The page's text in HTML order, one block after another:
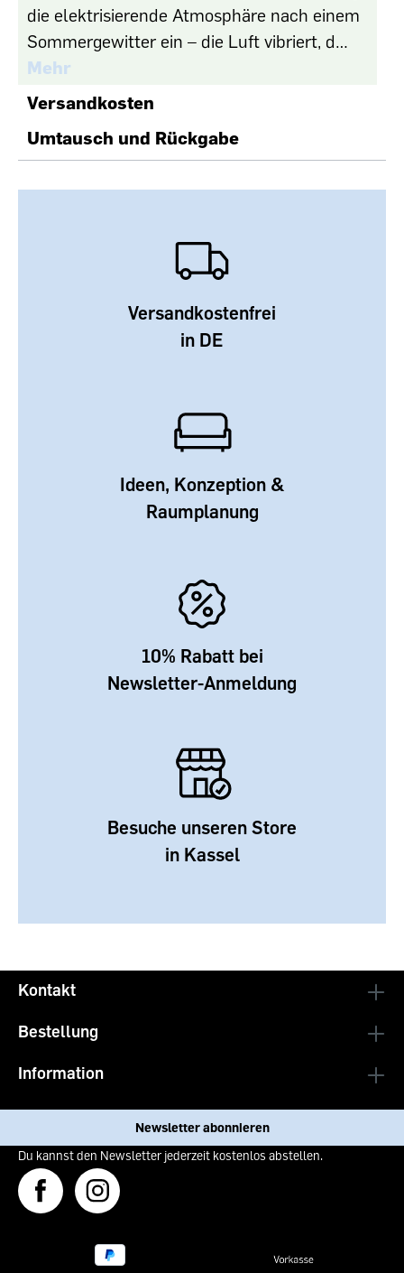
die elektrisierende Atmosphäre nach einem
Sommergewitter ein – die Luft vibriert, d…
Mehr
Versandkosten
Umtausch und Rückgabe
Versandkostenfrei
in DE
Ideen, Konzeption &
Raumplanung
10% Rabatt bei
Newsletter-Anmeldung
Besuche unseren Store
in Kassel
Kontakt
Bestellung
Information
Newsletter abonnieren
Du kannst den Newsletter jederzeit kostenlos abstellen.